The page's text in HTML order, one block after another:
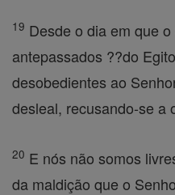
19 Desde o dia em que
antepassados ??do
desobedientes ao
desleal, recusando-se a
20 E nós não somos
da maldição que o